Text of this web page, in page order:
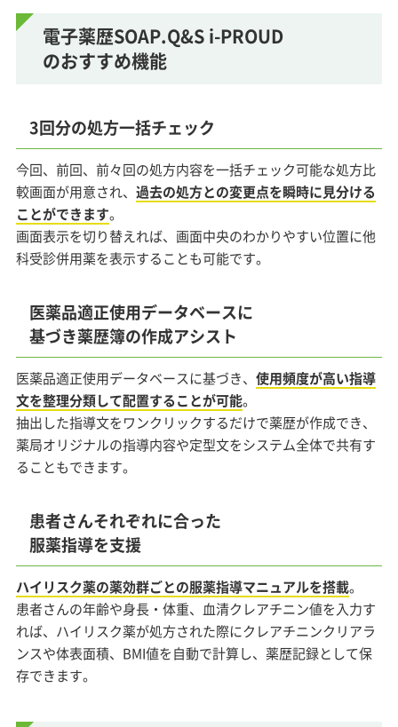
電子薬歴SOAP.Q&S i-PROUD
のおすすめ機能
3回分の処方一括チェック
今回、前回、前々回の処方内容を一括チェック可能な処方比
較画面が用意され、 過去の処方との変更点を瞬時に見分ける
ことができます。
画面表示を切り替えれば、画面中央のわかりやすい位置に他
科受診併用薬を表示することも可能です。
医薬品適正使用データベースに
基づき薬歴簿の作成アシスト
医薬品適正使用データベースに基づき、 使用頻度が高い指導
文を整理分類して配置することが可能。
抽出した指導文をワンクリックするだけで薬歴が作成でき、
薬局オリジナルの指導内容や定型文をシステム全体で共有す
ることもできます。
患者さんそれぞれに合った
服薬指導を支援
ハイリスク薬の薬効群ごとの服薬指導マニュアルを搭載。
患者さんの年齢や身長・体重、血清クレアチニン値を入力す
れば、ハイリスク薬が処方された際にクレアチニンクリアラ
ンスや体表面積、BMI値を自動で計算し、薬歴記録として保
存できます。